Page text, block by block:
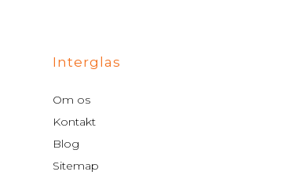
Interglas
Om os
Kontakt
Blog
Sitemap